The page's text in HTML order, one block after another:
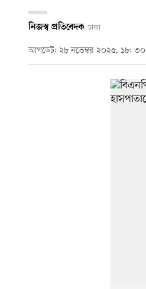
নিজস্ব প্রতিবেদক ঢাকা
আপডেট: ২৮ নভেম্বর ২০২৫, ১৮: ৩০